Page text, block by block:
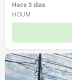
Hace 3 días
HOUM